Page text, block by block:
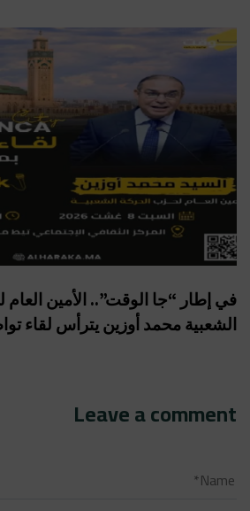
في إطار “جا الوقت”.. الأمين
الشعبية محمد أوزين يترأس لقاء
Leave a comment